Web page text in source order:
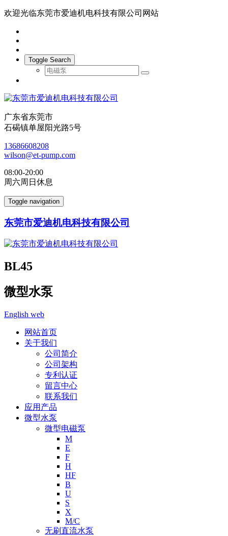
欢迎光临东莞市爱迪机电科技有限公司网站
Toggle Search
广东省东莞市
石碣镇单屋阳光路5号
13686608208
wilson@et-pump.com
08:00-20:00
周六周日休息
Toggle navigation
东莞市爱迪机电科技有限公司
BL45
微型水泵
English web
网站首页
关于我们
公司简介
公司架构
专利认证
留言中心
联系我们
应用产品
微型水泵
微型电磁泵
M
E
F
H
HF
B
U
S
X
M/C
无刷直流水泵